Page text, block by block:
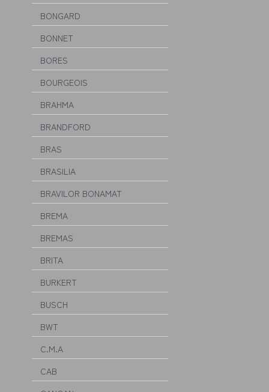
BONGARD
BONNET
BORES
BOURGEOIS
BRAHMA
BRANDFORD
BRAS
BRASILIA
BRAVILOR BONAMAT
BREMA
BREMAS
BRITA
BURKERT
BUSCH
BWT
C.M.A
CAB